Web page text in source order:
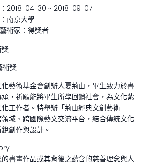
2018-04-30 ~ 2018-09-07
南京大學
術家：得獎者
獎
藝術基金會創辦人夏荊山，畢生致力於書
，祈願能將畢生所學回饋社會，為文化紮
工作者。特舉辦「荊山經典文創藝術
域、跨國際藝文交流平台，結合傳統文化
創作與設計。
書畫作品或其背後之蘊含的慈善理念與人